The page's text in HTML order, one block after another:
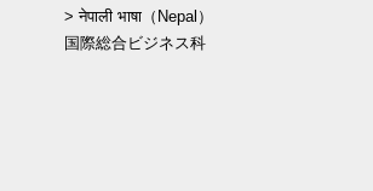
> नेपाली भाषा（Nepal）
国際総合ビジネス科